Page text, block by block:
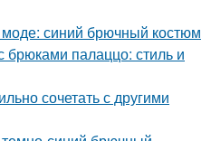
синий брючный костюм
палаццо: стиль и
сочетать с другими